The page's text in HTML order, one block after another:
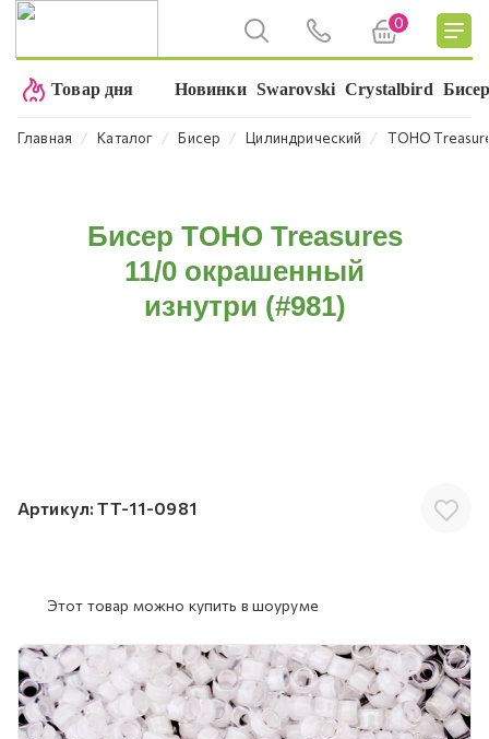
0
Товар дня Новинки Swarovski Crystalbird
Главная ⁄ Каталог ⁄ Бисер ⁄ Цилиндрический ⁄ TOHO
Бисер TOHO Treasures
11/0 окрашенный
изнутри (#981)
Артикул: TT-11-0981
Этот товар можно купить в шоуруме